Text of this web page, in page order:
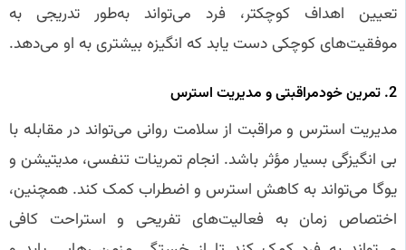
تعیین اهداف کوچکتر، فرد می‌تواند به‌طور تدریجی به
موفقیت‌های کوچکی دست یابد که انگیزه بیشتری به او می‌دهد.
2. تمرین خودمراقبتی و مدیریت استرس
مدیریت استرس و مراقبت از سلامت روانی می‌تواند در مقابله با
بی‌ انگیزگی بسیار مؤثر باشد. انجام تمرینات تنفسی، مدیتیشن و
یوگا می‌تواند به کاهش استرس و اضطراب کمک کند. همچنین،
اختصاص زمان به فعالیت‌های تفریحی و استراحت کافی